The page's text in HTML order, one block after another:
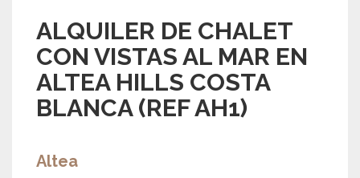
ALQUILER DE CHALET
CON VISTAS AL MAR EN
ALTEA HILLS COSTA
BLANCA (REF AH1)
Altea